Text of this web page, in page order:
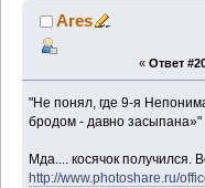
Ares
« Ответ
"Не понял, где 9-я
бродом - давно засыпана»"
Мда.... косячок получился.
http://www.photoshare.ru/